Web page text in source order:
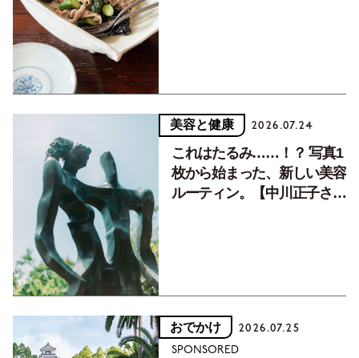
美容と健康 2026.07.24
これはたるみ……！？ 写真1
枚から始まった、新しい美容
ルーティン。【中川正子さん
おでかけ 2026.07.25
SPONSORED